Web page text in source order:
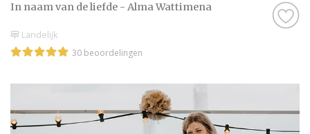
In naam van de liefde - Alma Wattimena
Landelijk
30 beoordelingen